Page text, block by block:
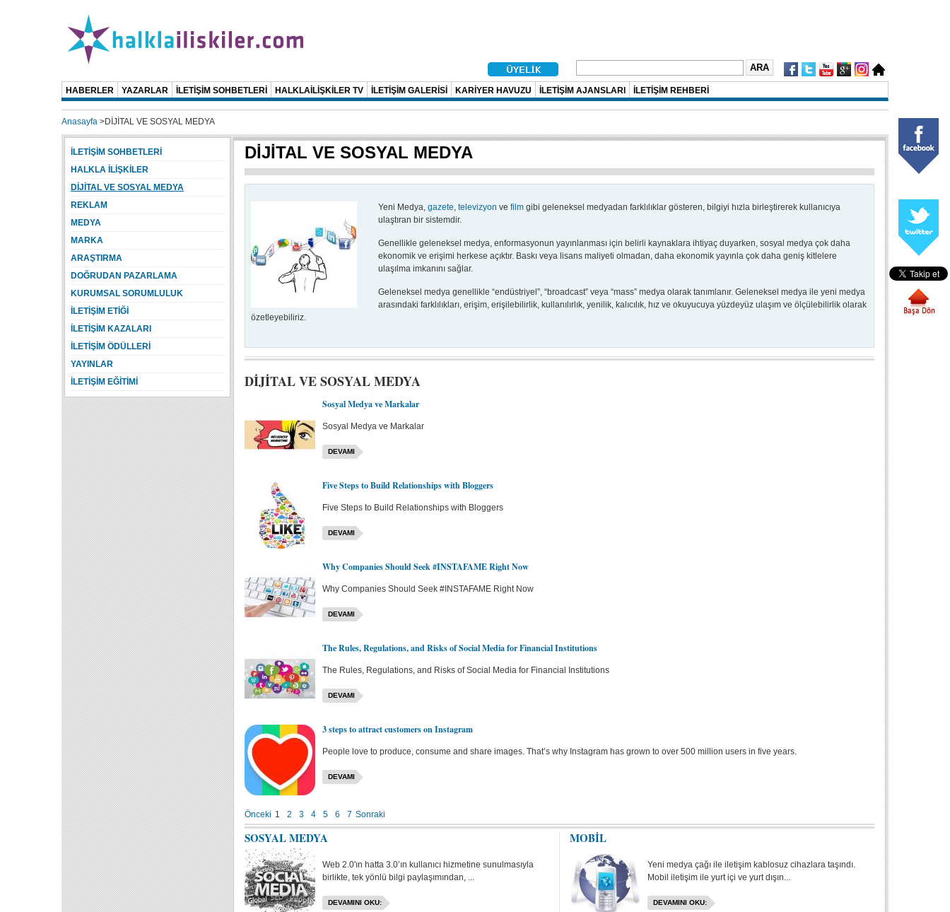
HABERLER YAZARLAR İLETİŞİM SOHBETLERİ HALKLAİLİŞKİLER TV İLETİŞİM GALERİSİ KARİYER HAVUZU İLETİŞİM AJANSLARI İLETİŞİM REHBERİ
Anasayfa >DİJİTAL VE SOSYAL MEDYA
DİJİTAL VE SOSYAL MEDYA
Yeni Medya, gazete, televizyon ve filmgibi geleneksel medyadan farklılıklar gösteren, bilgiyi hızla birleştirerek kullanıcıya
ulaştıran bir sistemdir.
Genellikle geleneksel medya, enformasyonun yayınlanması için belirli kaynaklara ihtiyaç duyarken, sosyal medya çok daha
ekonomik ve erişimi herkese açıktır. Baskı veya lisans maliyeti olmadan, daha ekonomik yayınla çok daha geniş kitlelere
ulaşılma imkanını sağlar.
Geleneksel medya genellikle “endüstriyel”, “broadcast” veya “mass” medya olarak tanımlanır. Geleneksel medya ile yeni medya
arasındaki farklılıkları, erişim, erişilebilirlik, kullanılırlık, yenilik, kalıcılık, hız ve okuyucuya yüzdeyüz ulaşım ve ölçülebilirlik olarak
özetleyebiliriz.
DİJİTAL VE SOSYAL MEDYA
Sosyal Medya ve Markalar
Sosyal Medya ve Markalar
DEVAMI
Five Steps to Build Relationships with Bloggers
Five Steps to Build Relationships with Bloggers
DEVAMI
Why Companies Should Seek #INSTAFAME Right Now
Why Companies Should Seek #INSTAFAME Right Now
DEVAMI
The Rules, Regulations, and Risks of Social Media for Financial Institutions
The Rules, Regulations, and Risks of Social Media for Financial Institutions
DEVAMI
3 steps to attract customers on Instagram
People love to produce, consume and share images. That’s why Instagram has grown to over 500 million users in five years.
DEVAMI
Önceki 1 2 3 4 5 6 7 Sonraki
SOSYAL MEDYA
Web 2.0'ın hatta 3.0’ın kullanıcı hizmetine sunulmasıyla
birlikte, tek yönlü bilgi paylaşımından, ...
DEVAMINI OKU:
MOBİL
Yeni medya çağı ile iletişim kablosuz cihazlara taşındı.
Mobil iletişim ile yurt içi ve yurt dışın...
DEVAMINI OKU:
İLETİŞİM SOHBETLERİ
HALKLA İLİŞKİLER
DİJİTAL VE SOSYAL MEDYA
REKLAM
MEDYA
MARKA
ARAŞTIRMA
DOĞRUDAN PAZARLAMA
KURUMSAL SORUMLULUK
İLETİŞİM ETİĞİ
İLETİŞİM KAZALARI
İLETİŞİM ÖDÜLLERİ
YAYINLAR
İLETİŞİM EĞİTİMİ